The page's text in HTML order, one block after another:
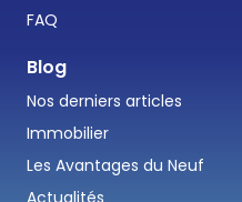
FAQ
Blog
Nos derniers articles
Immobilier
Les Avantages du Neuf
Actualités